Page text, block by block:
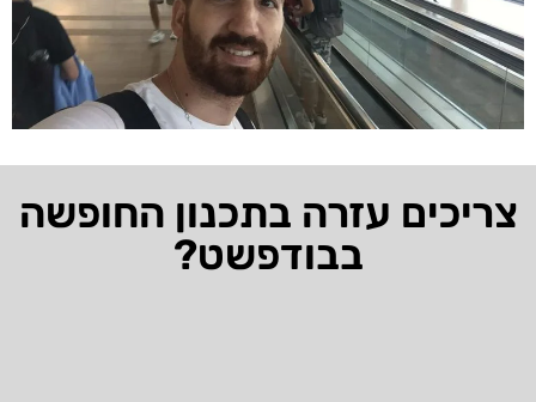
צריכים עזרה בתכנון החופשה
בבודפשט?